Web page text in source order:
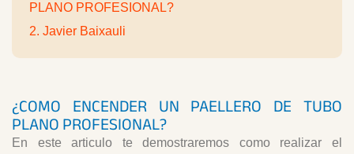
PLANO PROFESIONAL?
2. Javier Baixauli
¿COMO ENCENDER UN PAELLERO DE TUBO
PLANO PROFESIONAL?
En este articulo te demostraremos como realizar el